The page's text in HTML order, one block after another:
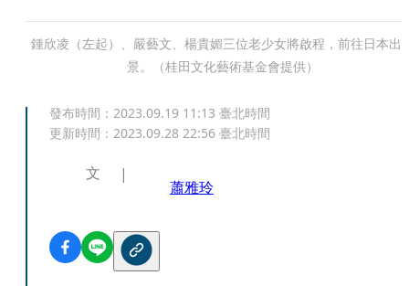
鍾欣凌（左起）、嚴藝文、楊貴媚三位老少女將啟程，前往日本出
景。（桂田文化藝術基金會提供）
發布時間： 2023.09.19 11:13 臺北時間
更新時間： 2023.09.28 22:56 臺北時間
文
蕭雅玲